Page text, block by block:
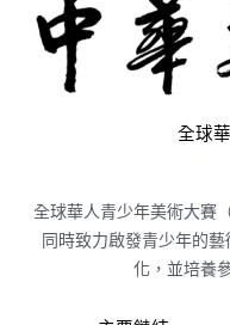
全球
全球華人青少年美術大賽
同時致力啟發青少年的
化，並培養